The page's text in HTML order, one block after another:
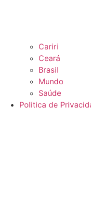
Cariri
Ceará
Brasil
Mundo
Saúde
Politica de